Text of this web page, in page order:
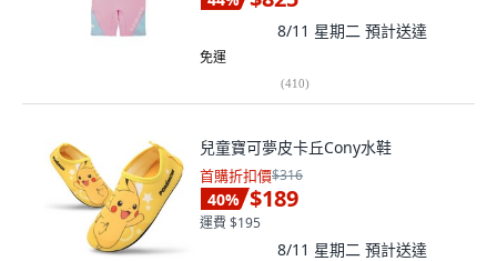
8/11 星期二 預計送達
免運
(410)
兒童寶可夢皮卡丘Cony水鞋
首購折扣價$316
40% $189
運費 $195
8/11 星期二 預計送達